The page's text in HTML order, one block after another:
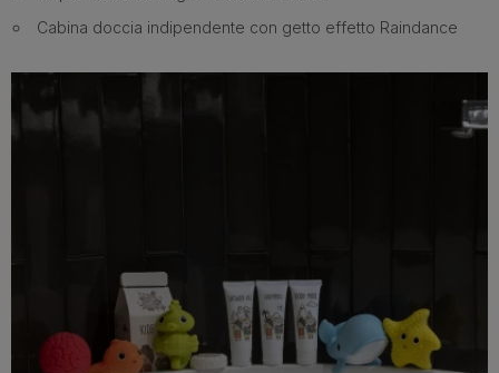
Cabina doccia indipendente con getto effetto Raindance